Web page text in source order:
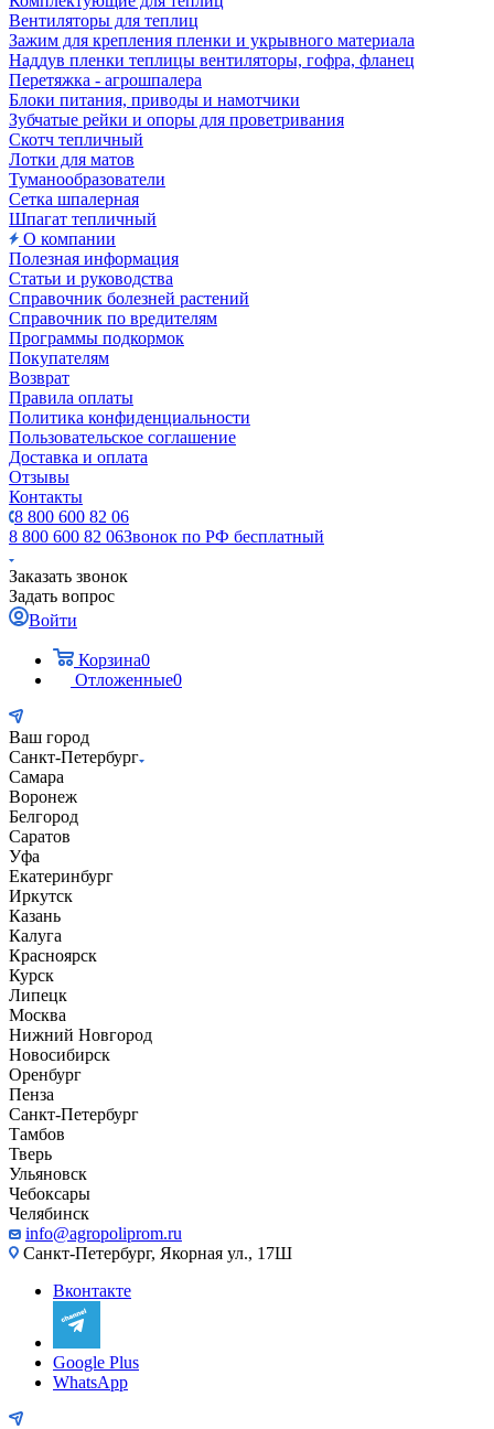
Вентиляторы для теплиц
Зажим для крепления пленки и укрывного материала
Наддув пленки теплицы вентиляторы, гофра, фланец
Перетяжка - агрошпалера
Блоки питания, приводы и намотчики
Зубчатые рейки и опоры для проветривания
Скотч тепличный
Лотки для матов
Туманообразователи
Сетка шпалерная
Шпагат тепличный
О компании
Полезная информация
Статьи и руководства
Справочник болезней растений
Справочник по вредителям
Программы подкормок
Покупателям
Возврат
Правила оплаты
Политика конфиденциальности
Пользовательское соглашение
Доставка и оплата
Отзывы
Контакты
8 800 600 82 06
8 800 600 82 06Звонок по РФ бесплатный
Заказать звонок
Задать вопрос
Войти
Корзина0
Отложенные0
Ваш город
Санкт-Петербург
Самара
Воронеж
Белгород
Саратов
Уфа
Екатеринбург
Иркутск
Казань
Калуга
Красноярск
Курск
Липецк
Москва
Нижний Новгород
Новосибирск
Оренбург
Пенза
Санкт-Петербург
Тамбов
Тверь
Ульяновск
Чебоксары
Челябинск
info@agropoliprom.ru
Санкт-Петербург, Якорная ул., 17Ш
Вконтакте
Google Plus
WhatsApp